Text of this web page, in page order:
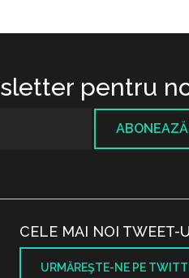
pentru
CELE MAI NOI TWEET-
URMĂREŞTE-NE PE